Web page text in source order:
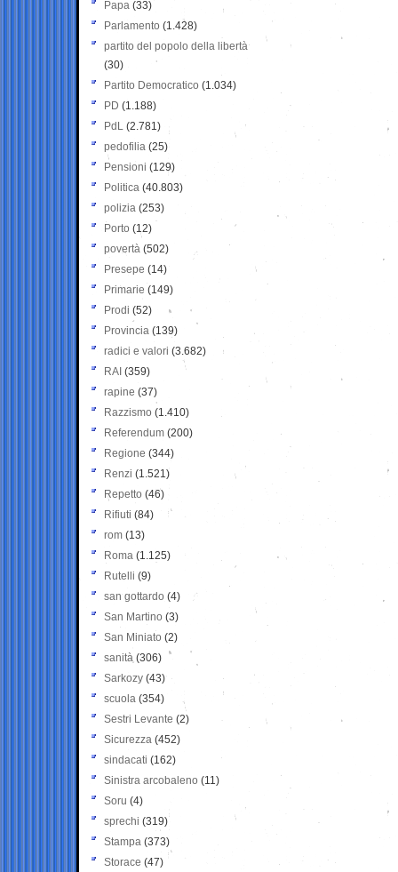
Papa (33)
Parlamento (1.428)
partito del popolo della libertà
(30)
Partito Democratico (1.034)
PD (1.188)
PdL (2.781)
pedofilia (25)
Pensioni (129)
Politica (40.803)
polizia (253)
Porto (12)
povertà (502)
Presepe (14)
Primarie (149)
Prodi (52)
Provincia (139)
radici e valori (3.682)
RAI (359)
rapine (37)
Razzismo (1.410)
Referendum (200)
Regione (344)
Renzi (1.521)
Repetto (46)
Rifiuti (84)
rom (13)
Roma (1.125)
Rutelli (9)
san gottardo (4)
San Martino (3)
San Miniato (2)
sanità (306)
Sarkozy (43)
scuola (354)
Sestri Levante (2)
Sicurezza (452)
sindacati (162)
Sinistra arcobaleno (11)
Soru (4)
sprechi (319)
Stampa (373)
Storace (47)